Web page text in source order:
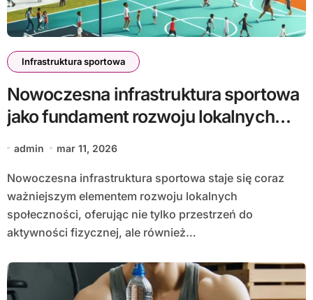
Infrastruktura sportowa
Nowoczesna infrastruktura sportowa
jako fundament rozwoju lokalnych
admin mar 11, 2026
Nowoczesna infrastruktura sportowa staje się coraz
ważniejszym elementem rozwoju lokalnych
społeczności, oferując nie tylko przestrzeń do
aktywności fizycznej, ale również…